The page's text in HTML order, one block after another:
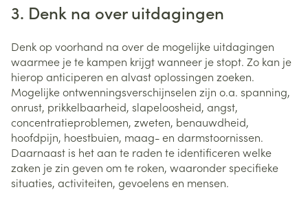
3. Denk na over uitdagingen
Denk op voorhand na over de mogelijke uitdagingen
waarmee je te kampen krijgt wanneer je stopt. Zo kan je
hierop anticiperen en alvast oplossingen zoeken.
Mogelijke ontwenningsverschijnselen zijn o.a. spanning,
onrust, prikkelbaarheid, slapeloosheid, angst,
concentratieproblemen, zweten, benauwdheid,
hoofdpijn, hoestbuien, maag- en darmstoornissen.
Daarnaast is het aan te raden te identificeren welke
zaken je zin geven om te roken, waaronder specifieke
situaties, activiteiten, gevoelens en mensen.